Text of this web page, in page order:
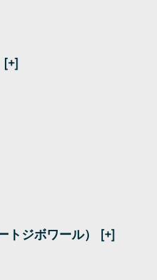
[+]
ジボワール） [+]